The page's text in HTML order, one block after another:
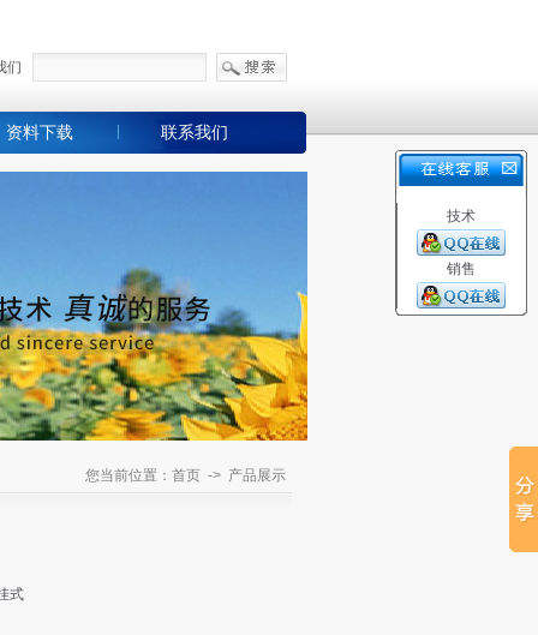
们
资料下载 联系我们
您当前位置：首页 -> 产品展示
式
技术
销售